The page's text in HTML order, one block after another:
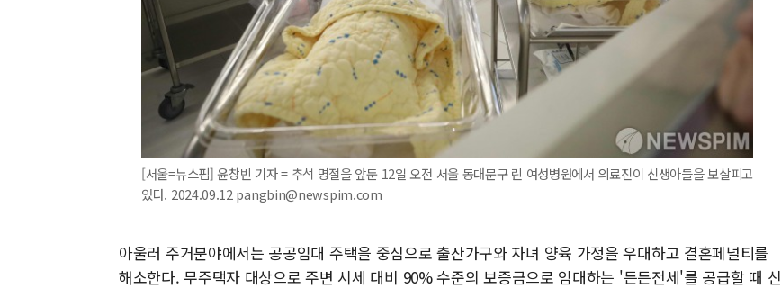
[서울=뉴스핌] 윤창빈 기자 = 추석 명절을 앞둔 12일 오전 서울 동대문구 린 여성병원에서 의료진이 신생아들을 보살피고
있다. 2024.09.12 pangbin@newspim.com
아울러 주거분야에서는 공공임대 주택을 중심으로 출산가구와 자녀 양육 가정을 우대하고 결혼페널티를
해소한다. 무주택자 대상으로 주변 시세 대비 90% 수준의 보증금으로 임대하는 '든든전세'를 공급할 때 신